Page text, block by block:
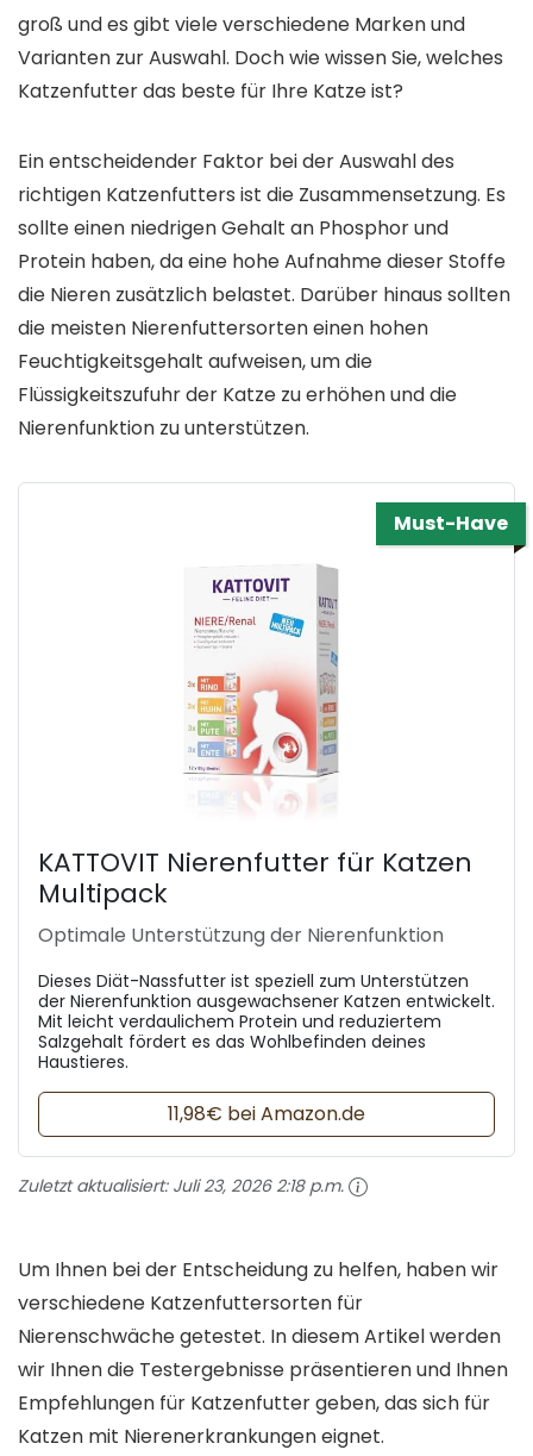
groß und es gibt viele verschiedene Marken und
Varianten zur Auswahl. Doch wie wissen Sie, welches
Katzenfutter das beste für Ihre Katze ist?
Ein entscheidender Faktor bei der Auswahl des
richtigen Katzenfutters ist die Zusammensetzung. Es
sollte einen niedrigen Gehalt an Phosphor und
Protein haben, da eine hohe Aufnahme dieser Stoffe
die Nieren zusätzlich belastet. Darüber hinaus sollten
die meisten Nierenfuttersorten einen hohen
Feuchtigkeitsgehalt aufweisen, um die
Flüssigkeitszufuhr der Katze zu erhöhen und die
Nierenfunktion zu unterstützen.
Must-Have
KATTOVIT Nierenfutter für Katzen
Multipack
Optimale Unterstützung der Nierenfunktion
Dieses Diät-Nassfutter ist speziell zum Unterstützen
der Nierenfunktion ausgewachsener Katzen entwickelt.
Mit leicht verdaulichem Protein und reduziertem
Salzgehalt fördert es das Wohlbefinden deines
Haustieres.
11,98€ bei Amazon.de
Zuletzt aktualisiert: Juli 23, 2026 2:18 p.m.
Um Ihnen bei der Entscheidung zu helfen, haben wir
verschiedene Katzenfuttersorten für
Nierenschwäche getestet. In diesem Artikel werden
wir Ihnen die Testergebnisse präsentieren und Ihnen
Empfehlungen für Katzenfutter geben, das sich für
Katzen mit Nierenerkrankungen eignet.